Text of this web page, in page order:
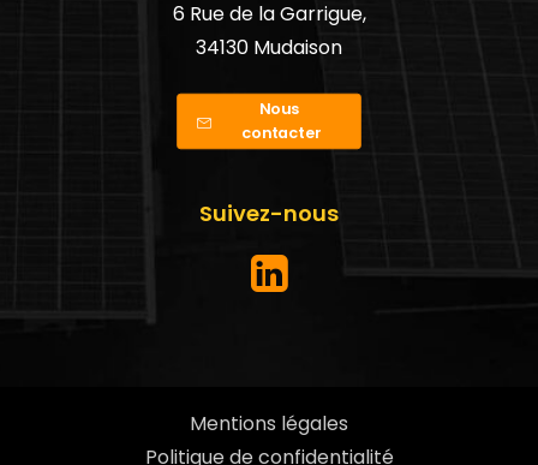
6 Rue de la Garrigue,
34130 Mudaison
Nous
contacter
Suivez-nous
Mentions légales
Politique de confidentialité